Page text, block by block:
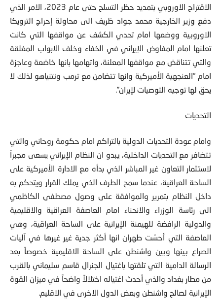
الاقتراح الاوروبي بتمديد حظر التسلح حتى عام 2023، الامر الذي
دفع وزير الخارجية محمد جواد ظريف الى محاولة إحراج الترويكا
الاوروبية ووضعها امام تحدي الكشف عن مواقفها التي كانت
تعلنها امام المفاوض الإيراني في الخفاء وخلف الابواب المغلقة
والتي تتناقض مع مواقفها المعلنة، واتهامها بانها خاضعة وعاجزة
امام “العنجهية الأميركية وانها تتضامن مع ترمب ونتنياهو لذلك لا
يحق لها توجيه التوصيات لإيران”.
التحديات
وامام عودة التحديات الدولية بالتراكم امام حكومة روحاني والتي
تتضافر مع التحديات الداخلية، يبدو ان النظام الإيراني يسعى مجبراً
لاستثمار التعاون غير المباشر الذي بدأه مع الادارة الأميركية على
الساحة العراقية، عندما سمح الطرف الذي يملك القرار ويتحكم به
داخل النظام بتمرير والموافقة على وصول مصطفى الكاظمي
الى رئاسة الوزراء والانحناء امام العاصفة العراقية والاقليمية
والدولية الرافضة للهيمنة الإيرانية على الساحة العراقية، وهي
العاصفة التي أحسّت طهران انها أكثر جدية غير غيرها في آليات
الصراع بينها وبين واشنطن على الساحة الاقليمية خصوصاً بعد
الرسالة الدامية التي تلقتها باغتيال الجنرال قاسم سليماني بالقرب
من مطار بغداد والذي أحدث اغتياله اختلالاً واضحاً في ميزان القوة
الإيرانية لصالح واشنطن وبعض الدول الاخرى في الاقليم.